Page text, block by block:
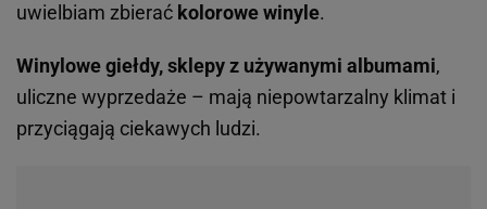
uwielbiam zbierać kolorowe winyle.
Winylowe giełdy, sklepy z używanymi albumami,
uliczne wyprzedaże – mają niepowtarzalny klimat i
przyciągają ciekawych ludzi.